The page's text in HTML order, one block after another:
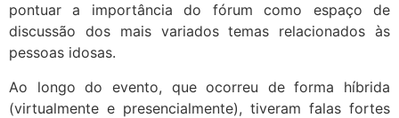
pontuar a importância do fórum como espaço de
discussão dos mais variados temas relacionados às
pessoas idosas.
Ao longo do evento, que ocorreu de forma híbrida
(virtualmente e presencialmente), tiveram falas fortes